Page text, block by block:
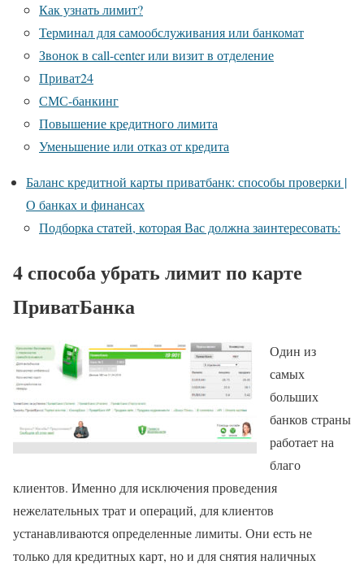
Как узнать лимит?
Терминал для самообслуживания или банкомат
Звонок в сall-сenter или визит в отделение
Приват24
СМС-банкинг
Повышение кредитного лимита
Уменьшение или отказ от кредита
Баланс кредитной карты приватбанк: способы проверки |
О банках и финансах
Подборка статей, которая Вас должна заинтересовать:
4 способа убрать лимит по карте
ПриватБанка
Один из
самых
больших
банков страны
работает на
благо
клиентов. Именно для исключения проведения
нежелательных трат и операций, для клиентов
устанавливаются определенные лимиты. Они есть не
только для кредитных карт, но и для снятия наличных